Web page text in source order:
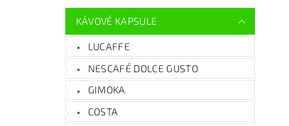
KÁVOVÉ KAPSULE
LUCAFFE
NESCAFÉ DOLCE GUSTO
GIMOKA
COSTA